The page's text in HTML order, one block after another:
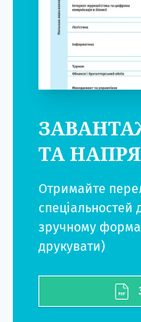
ТА
Отримайте
спеціальностей
зручному
друкувати)